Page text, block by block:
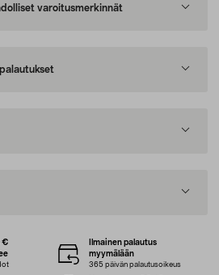
varoitusmerkinnät
€
Ilmainen palautus
myymälään
365 päivän palautusoikeus